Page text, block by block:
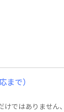
まで）
けではありません